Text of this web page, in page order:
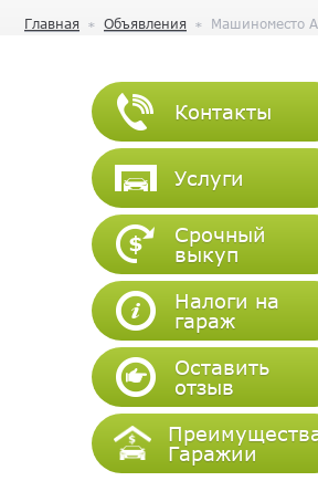
Главная Объявления Машиноместо
Контакты
Услуги
Срочный
выкуп
Налоги на
гараж
Оставить
отзыв
Гаражии